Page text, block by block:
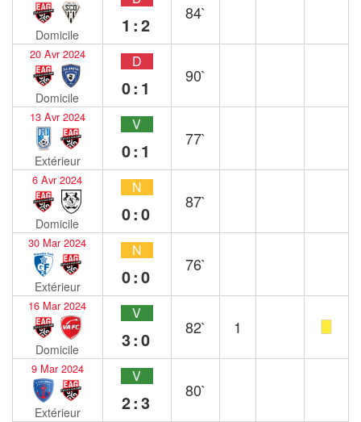
Domicile 1:2
84`
20 Avr 2024
Domicile
D
0:1
90`
13 Avr 2024
Extérieur
V
0:1
77`
6 Avr 2024
Domicile
N
0:0
87`
30 Mar 2024
Extérieur
N
0:0
76`
16 Mar 2024
Domicile
V
3:0
82` 1
9 Mar 2024
Extérieur
V
2:3
80`